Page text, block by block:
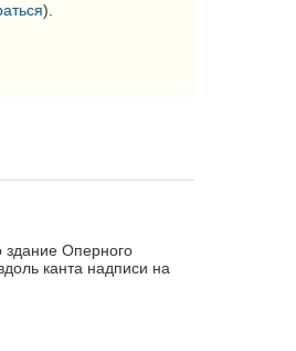
).
здание Оперного
канта надписи на